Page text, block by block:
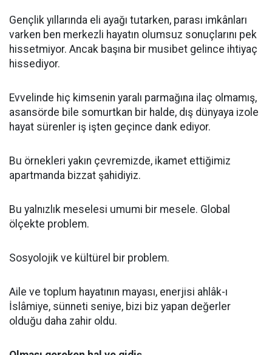
Gençlik yıllarında eli ayağı tutarken, parası imkânları
varken ben merkezli hayatın olumsuz sonuçlarını pek
hissetmiyor. Ancak başına bir musibet gelince ihtiyaç
hissediyor.
Evvelinde hiç kimsenin yaralı parmağına ilaç olmamış,
asansörde bile somurtkan bir halde, dış dünyaya izole
hayat sürenler iş işten geçince dank ediyor.
Bu örnekleri yakın çevremizde, ikamet ettiğimiz
apartmanda bizzat şahidiyiz.
Bu yalnızlık meselesi umumi bir mesele. Global
ölçekte problem.
Sosyolojik ve kültürel bir problem.
Aile ve toplum hayatının mayası, enerjisi ahlâk-ı
İslâmiye, sünneti seniye, bizi biz yapan değerler
olduğu daha zahir oldu.